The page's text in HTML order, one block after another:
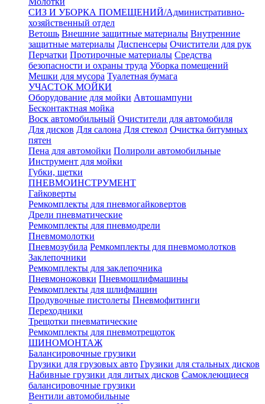
СИЗ И УБОРКА ПОМЕЩЕНИЙ/Административно-
хозяйственный отдел
Ветошь Внешние защитные материалы Внутренние
защитные материалы Диспенсеры Очистители для рук
Перчатки Протирочные материалы Средства
безопасности и охраны труда Уборка помещений
Мешки для мусора Туалетная бумага
УЧАСТОК МОЙКИ
Оборудование для мойки Автошампуни
Бесконтактная мойка
Воск автомобильный Очистители для автомобиля
Для дисков Для салона Для стекол Очистка битумных
пятен
Пена для автомойки Полироли автомобильные
Инструмент для мойки
Губки, щетки
ПНЕВМОИНСТРУМЕНТ
Гайковерты
Ремкомплекты для пневмогайковертов
Дрели пневматические
Ремкомплекты для пневмодрели
Пневмомолотки
Пневмозубила Ремкомплекты для пневмомолотков
Заклепочники
Ремкомплекты для заклепочника
Пневмоножовки Пневмошлифмашины
Ремкомплекты для шлифмашин
Продувочные пистолеты Пневмофитинги
Переходники
Трещотки пневматические
Ремкомплекты для пневмотрещоток
ШИНОМОНТАЖ
Балансировочные грузики
Грузики для грузовых авто Грузики для стальных дисков
Набивные грузики для литых дисков Самоклеющиеся
балансировочные грузики
Вентили автомобильные